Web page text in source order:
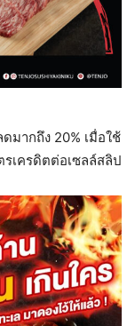
มากถึง 20% เมื่อใช้
เครดิตต่อเซลล์สลิป